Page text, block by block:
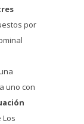
por
uno con
Los